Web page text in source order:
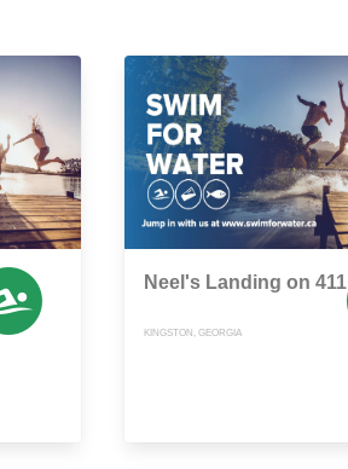
Neel's Landing on 411
KINGSTON, GEORGIA